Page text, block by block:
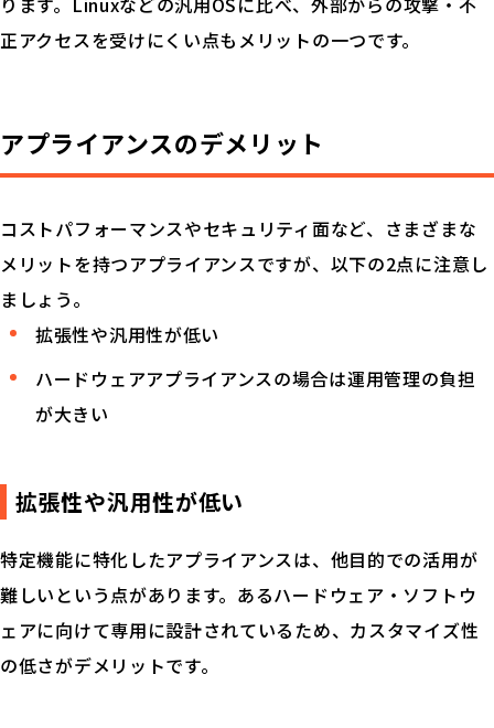
製品紹介
イベント
コラム
正アクセスを受けにくい点もメリットの一つです。
アプライアンスのデメリット
コストパフォーマンスやセキュリティ面など、さまざまな
メリットを持つアプライアンスですが、以下の2点に注意し
ましょう。
拡張性や汎用性が低い
ハードウェアアプライアンスの場合は運用管理の負担
が大きい
拡張性や汎用性が低い
特定機能に特化したアプライアンスは、他目的での活用が
難しいという点があります。あるハードウェア・ソフトウ
ェアに向けて専用に設計されているため、カスタマイズ性
の低さがデメリットです。